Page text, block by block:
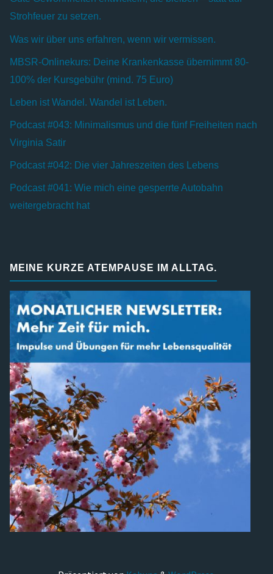
Strohfeuer zu setzen.
Was wir über uns erfahren, wenn wir vermissen.
MBSR-Onlinekurs: Deine Krankenkasse übernimmt 80-
100% der Kursgebühr (mind. 75 Euro)
Leben ist Wandel. Wandel ist Leben.
Podcast #043: Minimalismus und die fünf Freiheiten nach
Virginia Satir
Podcast #042: Die vier Jahreszeiten des Lebens
Podcast #041: Wie mich eine gesperrte Autobahn
weitergebracht hat
MEINE KURZE ATEMPAUSE IM ALLTAG.